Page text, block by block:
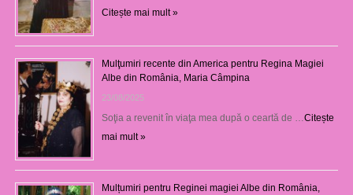
Citește mai mult »
Mulţumiri recente din America pentru Regina Magiei
Albe din România, Maria Câmpina
23/08/2025
Soţia a revenit în viaţa mea după o ceartă de … Citește
mai mult »
Mulțumiri pentru Reginei magiei Albe din România,